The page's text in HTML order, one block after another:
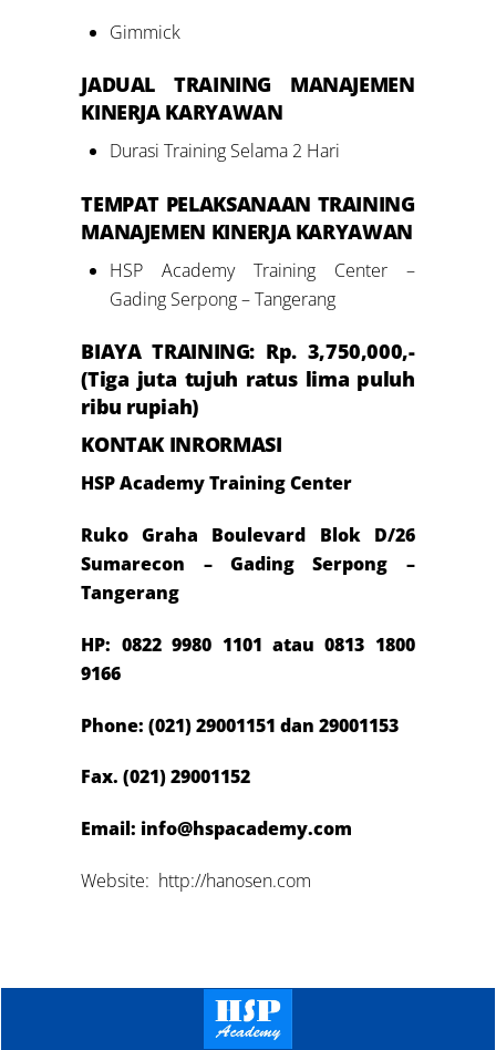
Gimmick
JADUAL TRAINING MANAJEMEN
KINERJA KARYAWAN
Durasi Training Selama 2 Hari
TEMPAT PELAKSANAAN TRAINING
MANAJEMEN KINERJA KARYAWAN
HSP Academy Training Center –
Gading Serpong – Tangerang
BIAYA TRAINING: Rp. 3,750,000,-
(Tiga juta tujuh ratuslima puluh
ribu rupiah)
KONTAK INRORMASI
HSP Academy Training Center
Ruko Graha Boulevard Blok D/26
Sumarecon – Gading Serpong –
Tangerang
HP: 0822 9980 1101 atau 0813 1800
9166
Phone: (021) 29001151 dan 29001153
Fax. (021) 29001152
Email: info@hspacademy.com
Website: http://hanosen.com